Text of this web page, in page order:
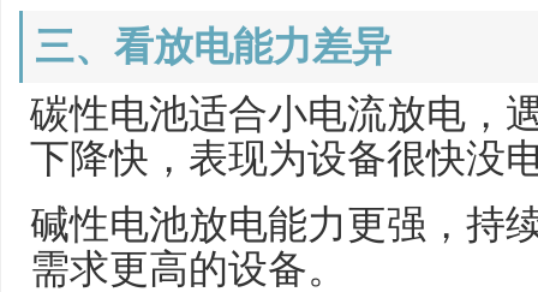
三、看放电能力差异
碳性电池适合小电流放电，
下降快，表现为设备很快没
碱性电池放电能力更强，持
需求更高的设备。